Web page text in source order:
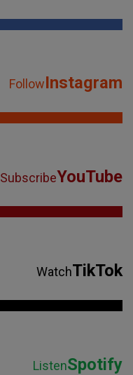
FollowInstagram
SubscribeYouTube
WatchTikTok
ListenSpotify